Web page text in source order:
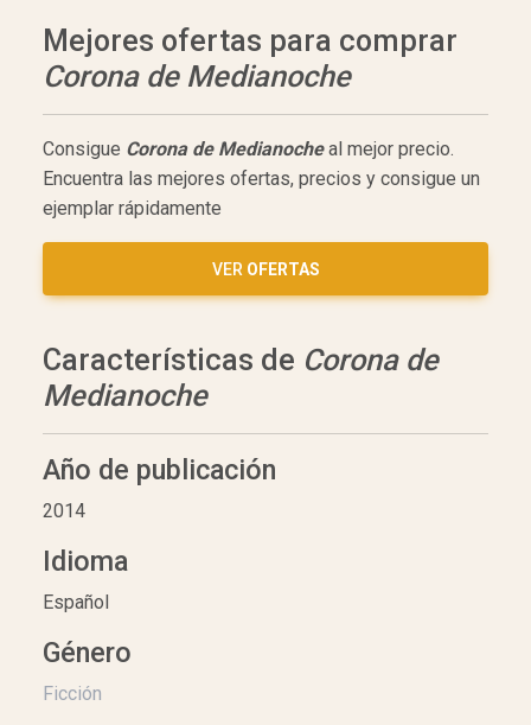
Mejores ofertas para comprar
Corona de Medianoche
Consigue Corona de Medianocheal mejor precio.
Encuentra las mejores ofertas, precios y consigue un
ejemplar rápidamente
VER OFERTAS
Características de Corona de
Medianoche
Año de publicación
2014
Idioma
Español
Género
Ficción